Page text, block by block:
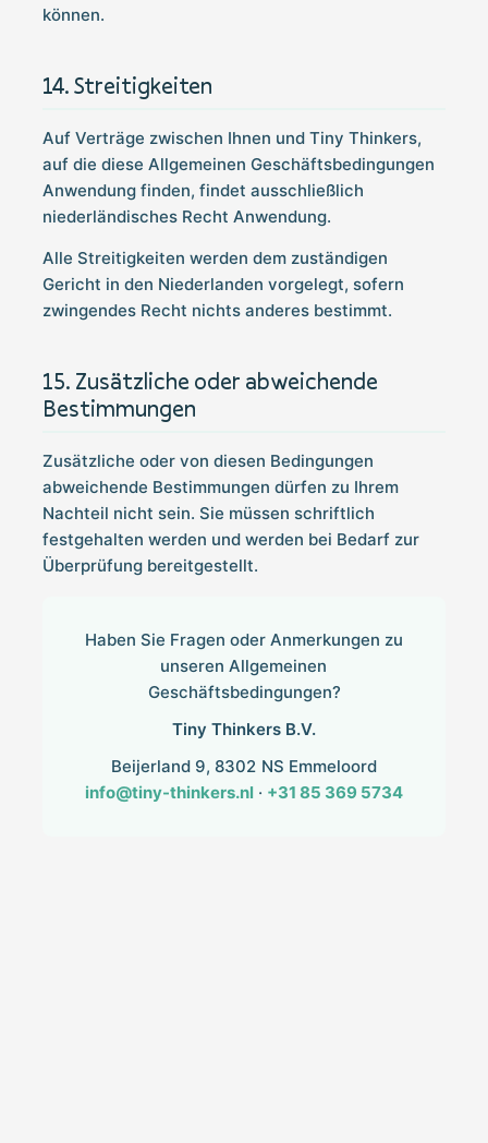
können.
Streitigkeiten
Auf Verträge zwischen Ihnen und Tiny Thinkers,
auf die diese Allgemeinen Geschäftsbedingungen
Anwendung finden, findet ausschließlich
niederländisches Recht Anwendung.
Alle Streitigkeiten werden dem zuständigen
Gericht in den Niederlanden vorgelegt, sofern
zwingendes Recht nichts anderes bestimmt.
Zusätzliche oder abweichende
Bestimmungen
Zusätzliche oder von diesen Bedingungen
abweichende Bestimmungen dürfen zu Ihrem
Nachteil nicht sein. Sie müssen schriftlich
festgehalten werden und werden bei Bedarf zur
Überprüfung bereitgestellt.
Haben Sie Fragen oder Anmerkungen zu
unseren Allgemeinen
Geschäftsbedingungen?
Tiny Thinkers B.V.
Beijerland 9, 8302 NS Emmeloord
info@tiny-thinkers.nl· +31 85 369 5734